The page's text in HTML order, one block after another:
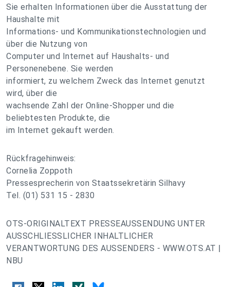
Sie erhalten Informationen über die Ausstattung der
Haushalte mit
Informations- und Kommunikationstechnologien und
über die Nutzung von
Computer und Internet auf Haushalts- und
Personenebene. Sie werden
informiert, zu welchem Zweck das Internet genutzt
wird, über die
wachsende Zahl der Online-Shopper und die
beliebtesten Produkte, die
im Internet gekauft werden.
Rückfragehinweis:
Cornelia Zoppoth
Pressesprecherin von Staatssekretärin Silhavy
Tel. (01) 531 15 - 2830
OTS-ORIGINALTEXT PRESSEAUSSENDUNG UNTER
AUSSCHLIESSLICHER INHALTLICHER
VERANTWORTUNG DES AUSSENDERS - WWW.OTS.AT |
NBU